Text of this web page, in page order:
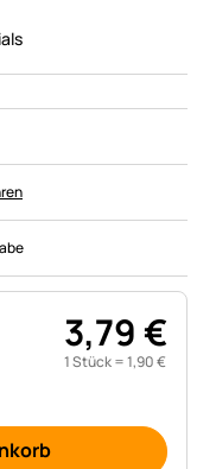
3,79€
1 Stück =1,90€